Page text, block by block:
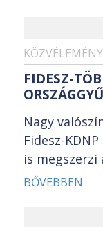
FIDESZ-
Nagy
Fidesz-
is
BŐVEBBEN